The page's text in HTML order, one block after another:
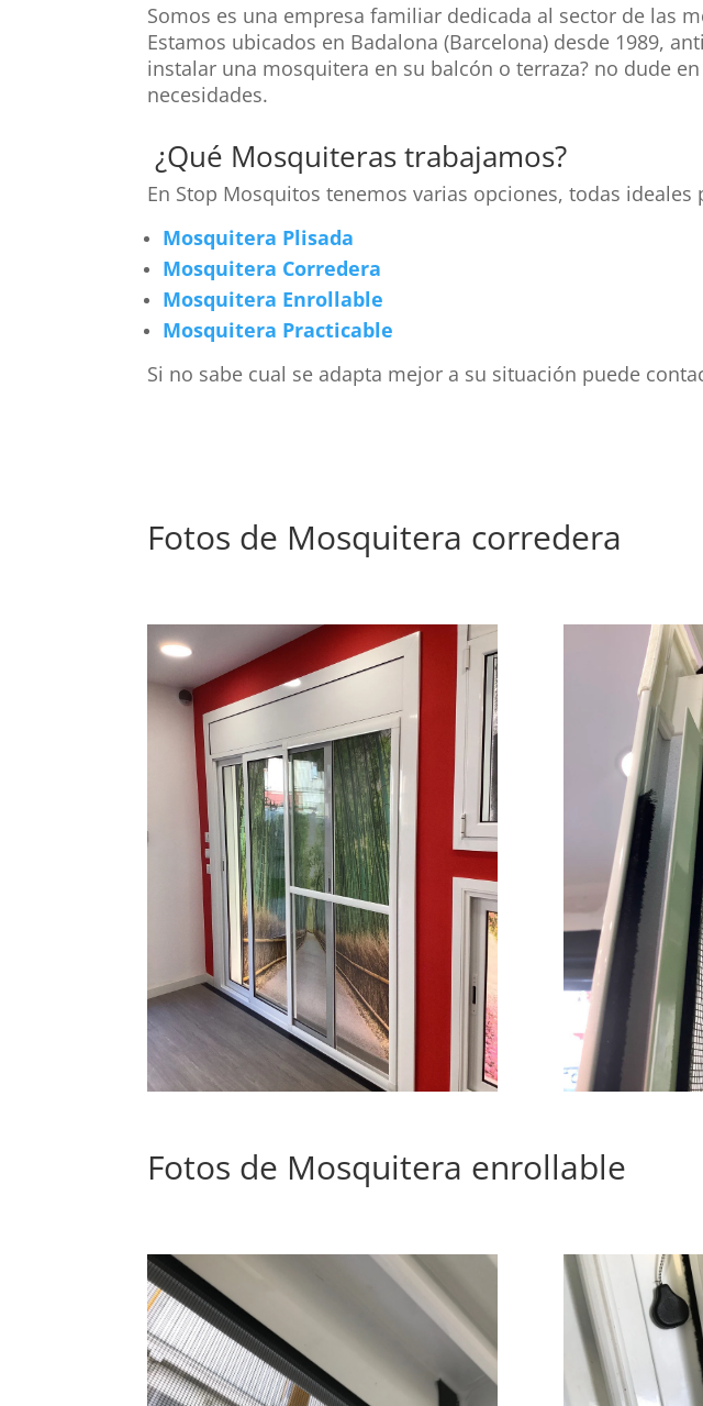
Somos es una empresa familiar dedicada al sector de las
Estamos ubicados en Badalona (Barcelona) desde 1989,
instalar una mosquitera en su balcón o terraza? no dude
necesidades.
¿Qué Mosquiteras trabajamos?
En Stop Mosquitos tenemos varias opciones, todas ideales
Mosquitera Plisada
Mosquitera Corredera
Mosquitera Enrollable
Mosquitera Practicable
Si no sabe cual se adapta mejor a su situación puede
Fotos de Mosquitera corredera
Fotos de Mosquitera enrollable